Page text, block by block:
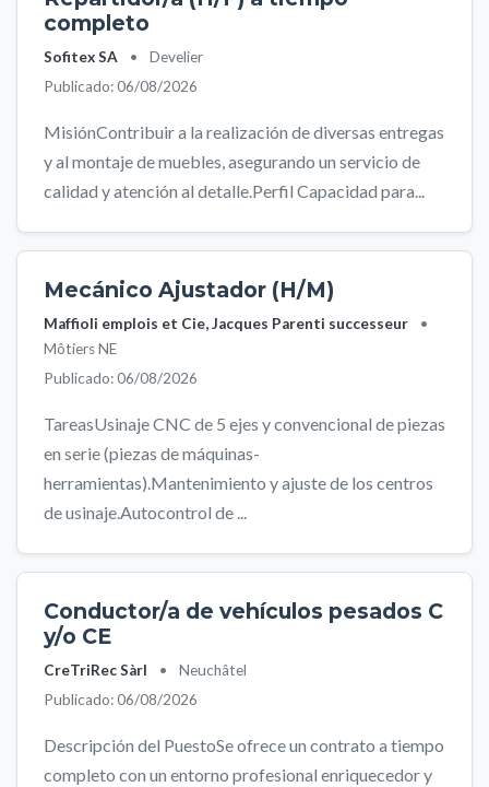
completo
Sofitex SA •
Develier
Publicado: 06/08/2026
MisiónContribuir a la realización de diversas entregas
y al montaje de muebles, asegurando un servicio de
calidad y atención al detalle.Perfil Capacidad para...
Mecánico Ajustador (H/M)
Maffioli emplois et Cie, Jacques Parenti successeur
•
Môtiers NE
Publicado: 06/08/2026
TareasUsinaje CNC de 5 ejes y convencional de piezas
en serie (piezas de máquinas-
herramientas).Mantenimiento y ajuste de los centros
de usinaje.Autocontrol de ...
Conductor/a de vehículos pesados C
y/o CE
CreTriRec Sàrl •
Neuchâtel
Publicado: 06/08/2026
Descripción del PuestoSe ofrece un contrato a tiempo
completo con un entorno profesional enriquecedor y